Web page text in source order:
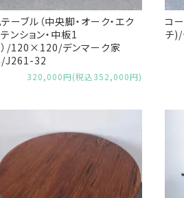
ーブル（中央脚・オーク・エク
ンション・中板1
/120×120/デンマーク家
J261-32
320,000円(税込352,000円)
コ
チ